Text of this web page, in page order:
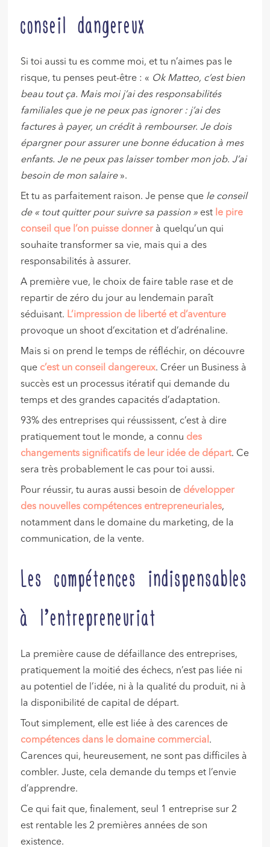
conseil dangereux
Si toi aussi tu es comme moi, et tu n’aimes pas le
risque, tu penses peut-être : « Ok Matteo, c’est bien
beau tout ça. Mais moi j’ai des responsabilités
familiales que je ne peux pas ignorer : j’ai des
factures à payer, un crédit à rembourser. Je dois
épargner pour assurer une bonne éducation à mes
enfants. Je ne peux pas laisser tomber mon job. J’ai
besoin de mon salaire».
Et tu as parfaitement raison. Je pense que le conseil
de « tout quitter pour suivre sa passion » est le pire
conseil que l’on puisse donner à quelqu’un qui
souhaite transformer sa vie, mais qui a des
responsabilités à assurer.
A première vue, le choix de faire table rase et de
repartir de zéro du jour au lendemain paraît
séduisant. L’impression de liberté et d’aventure
provoque un shoot d’excitation et d’adrénaline.
Mais si on prend le temps de réfléchir, on découvre
que c’est un conseil dangereux. Créer un Business à
succès est un processus itératif qui demande du
temps et des grandes capacités d’adaptation.
93% des entreprises qui réussissent, c’est à dire
pratiquement tout le monde, a connu des
changements significatifs de leur idée de départ. Ce
sera très probablement le cas pour toi aussi.
Pour réussir, tu auras aussi besoin de développer
des nouvelles compétences entrepreneuriales,
notamment dans le domaine du marketing, de la
communication, de la vente.
Les compétences indispensables
à l’entrepreneuriat
La première cause de défaillance des entreprises,
pratiquement la moitié des échecs, n’est pas liée ni
au potentiel de l’idée, ni à la qualité du produit, ni à
la disponibilité de capital de départ.
Tout simplement, elle est liée à des carences de
compétences dans le domaine commercial.
Carences qui, heureusement, ne sont pas difficiles à
combler. Juste, cela demande du temps et l’envie
d’apprendre.
Ce qui fait que, finalement, seul 1 entreprise sur 2
est rentable les 2 premières années de son
existence.